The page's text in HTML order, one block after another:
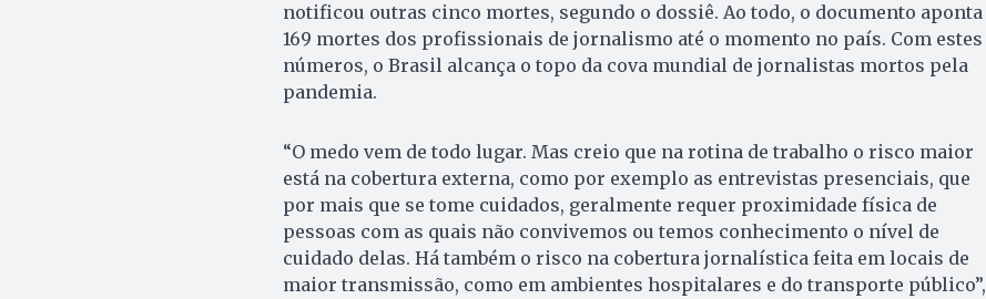
notificou outras cinco mortes, segundo o dossiê. Ao todo, o documento aponta
169 mortes dos profissionais de jornalismo até o momento no país. Com estes
números, o Brasil alcança o topo da cova mundial de jornalistas mortos pela
pandemia.
“O medo vem de todo lugar. Mas creio que na rotina de trabalho o risco maior
está na cobertura externa, como por exemplo as entrevistas presenciais, que
por mais que se tome cuidados, geralmente requer proximidade física de
pessoas com as quais não convivemos ou temos conhecimento o nível de
cuidado delas. Há também o risco na cobertura jornalística feita em locais de
maior transmissão, como em ambientes hospitalares e do transporte público”,